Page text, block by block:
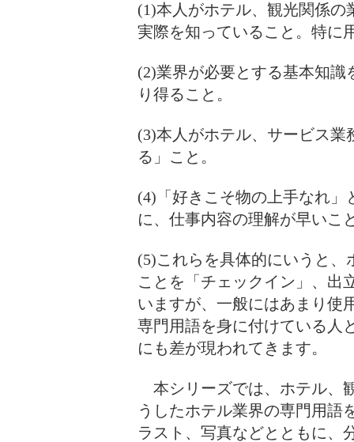
(1)本人がホテル、観光関係
実際を知っていること。特に
(2)業界が必要とする基本知
り得ること。
(3)本人がホテル、サービス
る」こと。
(4)「好きこそ物の上手なれ
に、仕事内容の理解が早いこ
(5)これらを具体的にいうと
ことを「チェックイン」、出
いますが、一般にはあまり使
専門用語を身に付けている人
にも差が現われてきます。
本シリーズでは、ホテル、
うしたホテル業界の専門用語
ラスト、写真などとともに